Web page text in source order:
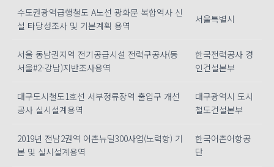
수도권광역급행철도 A노선 광화문 복합역사 신
설 타당성조사 및 기본계획 용역
서울특별시
서울 동남권지역 전기공급시설 전력구공사(동
서울#2-강남)지반조사용역
한국전력공사 경
인건설본부
대구도시철도1호선 서부정류장역 출입구 개선
공사 실시설계용역
대구광역시 도시
철도건설본부
2019년 전남2권역 어촌뉴딜300사업(노력항) 기
본 및 실시설계용역
한국어촌어항공
단